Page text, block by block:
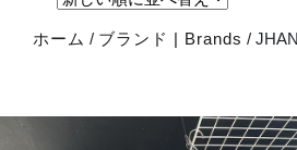
ホーム / ブランド | Brands /